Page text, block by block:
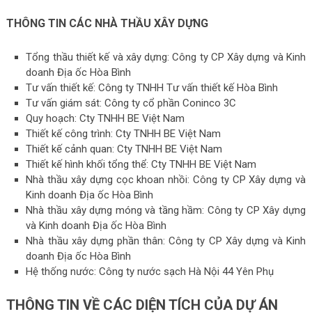
THÔNG TIN CÁC NHÀ THẦU XÂY DỰNG
Tổng thầu thiết kế và xây dựng: Công ty CP Xây dựng và Kinh
doanh Địa ốc Hòa Bình
Tư vấn thiết kế: Công ty TNHH Tư vấn thiết kế Hòa Bình
Tư vấn giám sát: Công ty cổ phần Coninco 3C
Quy hoạch: Cty TNHH BE Việt Nam
Thiết kế công trình: Cty TNHH BE Việt Nam
Thiết kế cảnh quan: Cty TNHH BE Việt Nam
Thiết kế hình khối tổng thể: Cty TNHH BE Việt Nam
Nhà thầu xây dựng cọc khoan nhồi: Công ty CP Xây dựng và
Kinh doanh Địa ốc Hòa Bình
Nhà thầu xây dựng móng và tầng hầm: Công ty CP Xây dựng
và Kinh doanh Địa ốc Hòa Bình
Nhà thầu xây dựng phần thân: Công ty CP Xây dựng và Kinh
doanh Địa ốc Hòa Bình
Hệ thống nước: Công ty nước sạch Hà Nội 44 Yên Phụ
THÔNG TIN VỀ CÁC DIỆN TÍCH CỦA DỰ ÁN